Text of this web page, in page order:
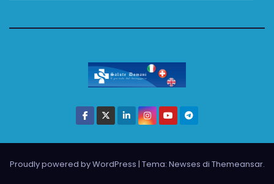
Proudly powered by WordPress | Tema: Newses di Themeansar.